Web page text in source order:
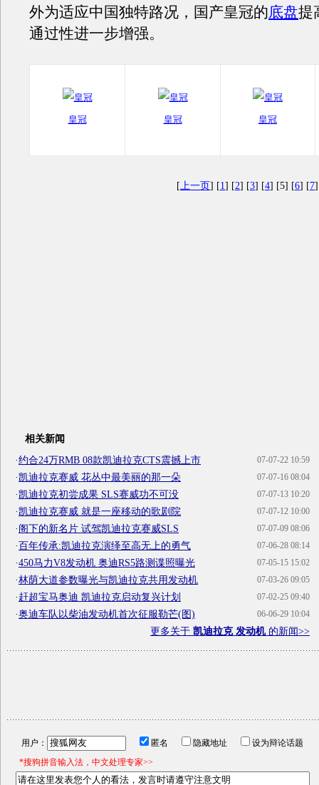
外为适应中国独特路况，国产皇冠的底盘提
通过性进一步增强。
皇冠 皇冠 皇冠
[上一页] [1] [2] [3] [4] [5] [6] [7
相关新闻
07-07-22 10:59
·约合24万RMB 08款凯迪拉克CTS震撼上市
07-07-16 08:04
·凯迪拉克赛威 花丛中最美丽的那一朵
07-07-13 10:20
·凯迪拉克初尝成果 SLS赛威功不可没
07-07-12 10:00
·凯迪拉克赛威 就是一座移动的歌剧院
07-07-09 08:06
·阁下的新名片 试驾凯迪拉克赛威SLS
07-06-28 08:14
·百年传承:凯迪拉克演绎至高无上的勇气
07-05-15 15:02
·450马力V8发动机 奥迪RS5路测谍照曝光
07-03-26 09:05
·林荫大道参数曝光与凯迪拉克共用发动机
07-02-25 09:40
·赶超宝马奥迪 凯迪拉克启动复兴计划
06-06-29 10:04
·奥迪车队以柴油发动机首次征服勒芒(图)
更多关于 凯迪拉克 发动机的新闻>>
用户： 匿名 隐藏地址
设为辩论话题
*搜狗拼音输入法，中文处理专家>>